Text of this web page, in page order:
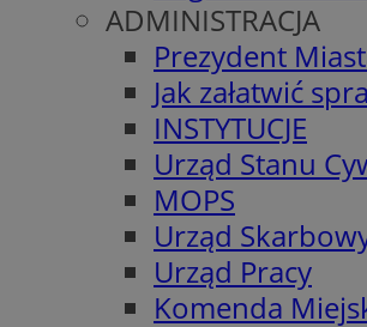
ADMINISTRACJA
Prezydent
Jak załatwić
INSTYTUCJE
Urząd Stanu
MOPS
Urząd
Urząd Pracy
Komenda